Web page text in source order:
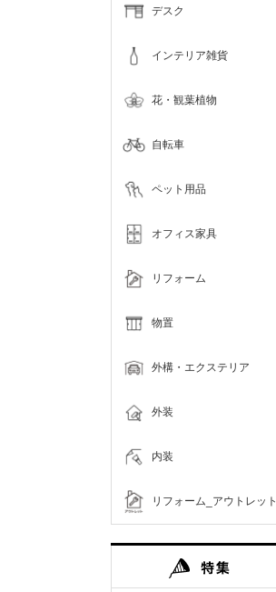
デスク
インテリア雑貨
花・観葉植物
自転車
ペット用品
オフィス家具
リフォーム
リフォーム_アウトレット
物置
外構・エクステリア
外装
内装